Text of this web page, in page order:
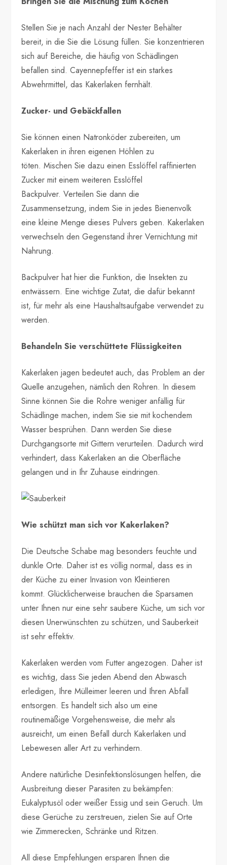
Stellen Sie je nach Anzahl der Nester Behälter
bereit, in die Sie die Lösung füllen. Sie konzentrieren
sich auf Bereiche, die häufig von Schädlingen
befallen sind. Cayennepfeffer ist ein starkes
Abwehrmittel, das Kakerlaken fernhält.
Zucker- und Gebäckfallen
Sie können einen Natronköder zubereiten, um
Kakerlaken in ihren eigenen Höhlen zu
töten. Mischen Sie dazu einen Esslöffel raffinierten
Zucker mit einem weiteren Esslöffel
Backpulver. Verteilen Sie dann die
Zusammensetzung, indem Sie in jedes Bienenvolk
eine kleine Menge dieses Pulvers geben. Kakerlaken
verwechseln den Gegenstand ihrer Vernichtung mit
Nahrung.
Backpulver hat hier die Funktion, die Insekten zu
entwässern. Eine wichtige Zutat, die dafür bekannt
ist, für mehr als eine Haushaltsaufgabe verwendet zu
werden.
Behandeln Sie verschüttete Flüssigkeiten
Kakerlaken jagen bedeutet auch, das Problem an der
Quelle anzugehen, nämlich den Rohren. In diesem
Sinne können Sie die Rohre weniger anfällig für
Schädlinge machen, indem Sie sie mit kochendem
Wasser besprühen. Dann werden Sie diese
Durchgangsorte mit Gittern verurteilen. Dadurch wird
verhindert, dass Kakerlaken an die Oberfläche
gelangen und in Ihr Zuhause eindringen.
Wie schützt man sich vor Kakerlaken?
Die Deutsche Schabe mag besonders feuchte und
dunkle Orte. Daher ist es völlig normal, dass es in
der Küche zu einer Invasion von Kleintieren
kommt. Glücklicherweise brauchen die Sparsamen
unter Ihnen nur eine sehr saubere Küche, um sich vor
diesen Unerwünschten zu schützen, und Sauberkeit
ist sehr effektiv.
Kakerlaken werden vom Futter angezogen. Daher ist
es wichtig, dass Sie jeden Abend den Abwasch
erledigen, Ihre Mülleimer leeren und Ihren Abfall
entsorgen. Es handelt sich also um eine
routinemäßige Vorgehensweise, die mehr als
ausreicht, um einen Befall durch Kakerlaken und
Lebewesen aller Art zu verhindern.
Andere natürliche Desinfektionslösungen helfen, die
Ausbreitung dieser Parasiten zu bekämpfen:
Eukalyptusöl oder weißer Essig und sein Geruch. Um
diese Gerüche zu zerstreuen, zielen Sie auf Orte
wie Zimmerecken, Schränke und Ritzen.
All diese Empfehlungen ersparen Ihnen die